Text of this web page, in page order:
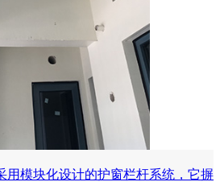
用模块化设计的护窗栏杆系统，它摒